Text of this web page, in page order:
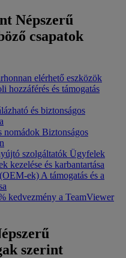
Népszerű
csapatok
elérhető eszközök
hozzáférés és támogatás
és biztonságos
nomádok Biztonságos
szolgáltatók Ügyfelek
kezelése és karbantartása
ek) A támogatás és a
kedvezmény a TeamViewer
szerint